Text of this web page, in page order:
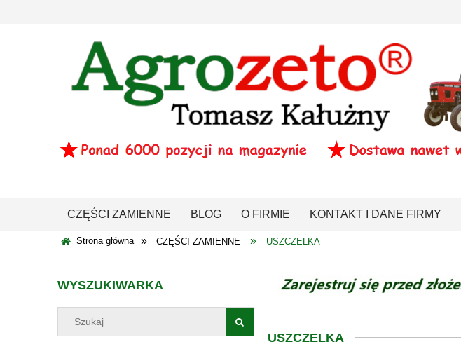
CZĘŚCI ZAMIENNE BLOG O FIRMIE KONTAKT I DANE FIRMY
Strona główna » CZĘŚCI ZAMIENNE » USZCZELKA
WYSZUKIWARKA
USZCZELKA